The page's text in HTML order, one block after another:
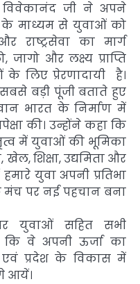
विवेकानंद जी ने अपने
के माध्यम से युवाओं को
राष्ट्रसेवा का मार्ग
और लक्ष्य प्राप्ति
लिए प्रेरणादायी है।
सबसे बड़ी पूंजी बताते हुए
भारत के निर्माण में
की। उन्होंने कहा कि
में युवाओं की भूमिका
खेल, शिक्षा, उद्यमिता और
युवा अपनी प्रतिभा
मंच पर नई पहचान बना
युवाओं सहित सभी
कि वे अपनी ऊर्जा का
प्रदेश के विकास में
आयें।